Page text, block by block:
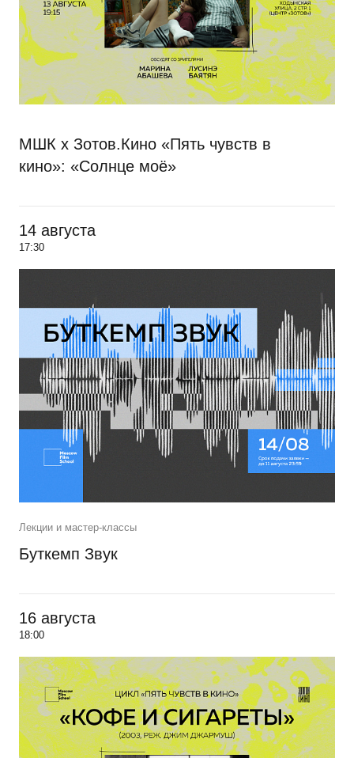
МШК х Зотов.Кино «Пять чувств в
кино»: «Солнце моё»
14 августа
17:30
Лекции и мастер-классы
Буткемп Звук
16 августа
18:00